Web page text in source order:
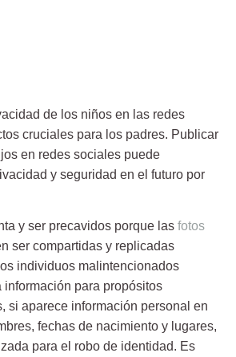
de los niños en las redes
cruciales para los padres. Publicar
en redes sociales puede
y seguridad en el futuro por
y ser precavidos porque las fotos
ser compartidas y replicadas
individuos malintencionados
información para propósitos
si aparece información personal en
fechas de nacimiento y lugares,
para el robo de identidad. Es